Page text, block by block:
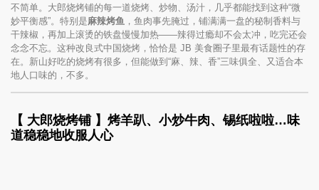
不简单。大郎烧烤铺的每一道烧烤、炒物、汤汁，几乎都能找到这种“微
妙平衡感”。特别是麻辣烤鱼 ，鱼肉事先腌过，铺满满一盘的秘制香料与
干辣椒，再加上滚烫的铁盘慢慢加热——辣得过瘾却不会太冲，吃完还会
念念不忘。这种改良式中国烧烤，恰恰是 JB 美食圈子里最有话题性的存
在。新山好吃的烧烤有很多，但能做到“麻、辣、香”三味俱全、又适合本
地人口味的，不多。
【 大郎烧烤铺 】烤羊趴、小炒牛肉、锡纸啦啦…味
道稳稳地收服人心